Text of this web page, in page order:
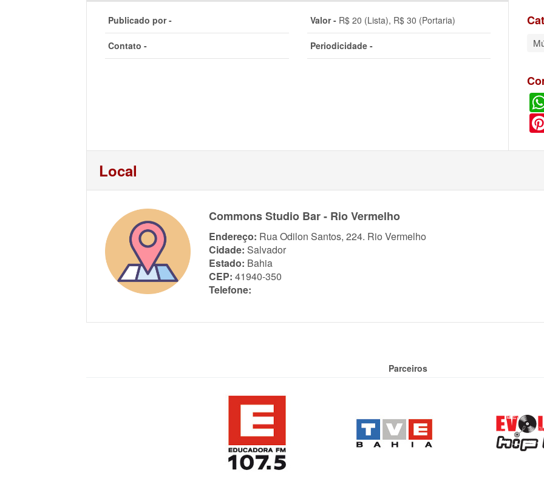
Publicado por - Valor -R$ 20 (Lista), R$ 30 (Portaria)
Contato - Periodicidade -
Local
Commons Studio Bar - Rio Vermelho
Endereço: Rua Odilon Santos, 224. Rio Vermelho
Cidade: Salvador
Estado: Bahia
CEP: 41940-350
Telefone:
Parceiros